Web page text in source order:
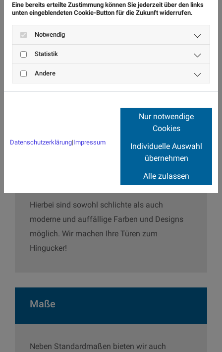
Material
Türen und Garagentore sind in verschiedenen
Materialien wie beispielsweise Kunststoff,
Holz und Aluminium erhältlich. Wir nennen
Ihnen alle Vor- und Nachteile und finden das
Hierbei sind sowohl schlichte als auch
moderne und auffällige Farben und Designs
möglich. Wir machen Ihre Türen zum
Hingucker!
Maße
Neben Standardmaßen bieten wir auch
Eine bereits erteilte Zustimmung können Sie jederzeit über den links
unten eingeblendeten Cookie-Button für die Zukunft widerrufen.
Notwendig
Statistik
Andere
Datenschutzerklärung|Impressum
Nur notwendige
Cookies
Individuelle Auswahl
übernehmen
Alle zulassen